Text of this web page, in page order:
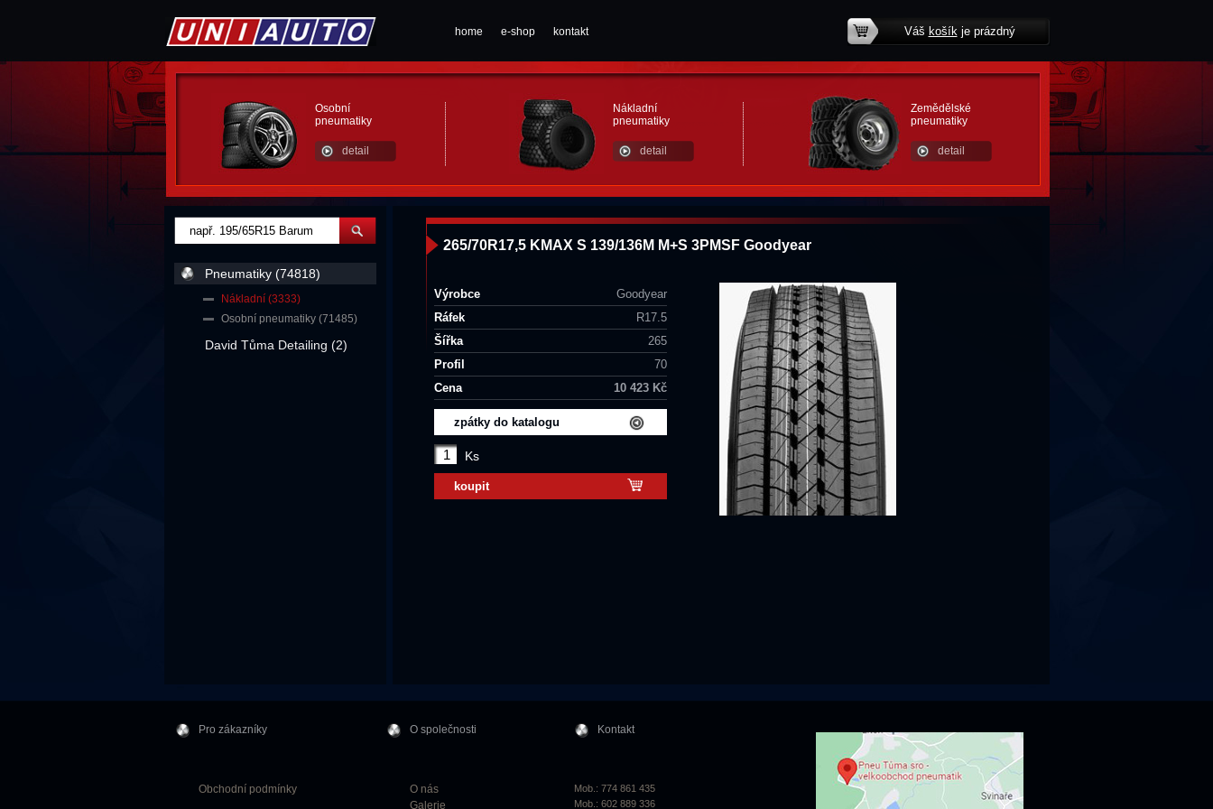
home e-shop kontakt Váš košíkje prázdný
Osobní
pneumatiky
detail
Nákladní
pneumatiky
detail
Zemědělské
pneumatiky
detail
265/70R17,5 KMAX S 139/136M M+S 3PMSF Goodyear
Výrobce
Goodyear
Ráfek
R17.5
Šířka
265
Profil
70
Cena
10 423 Kč
zpátky do katalogu
Ks
koupit
Pneumatiky (74818)
Nákladní (3333)
Osobní pneumatiky (71485)
David Tůma Detailing (2)
Pro zákazníky
Obchodní podmínky
O společnosti
O nás
Galerie
Kontakt
Mob.: 774 861 435
Mob.: 602 889 336